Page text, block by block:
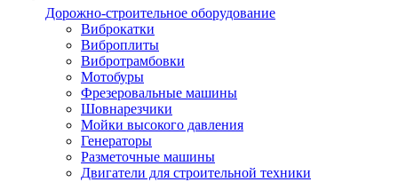
Дорожно-строительное оборудование
Виброкатки
Виброплиты
Вибротрамбовки
Мотобуры
Фрезеровальные машины
Шовнарезчики
Мойки высокого давления
Генераторы
Разметочные машины
Двигатели для строительной техники